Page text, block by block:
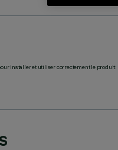
installer et utiliser correctement le produit: